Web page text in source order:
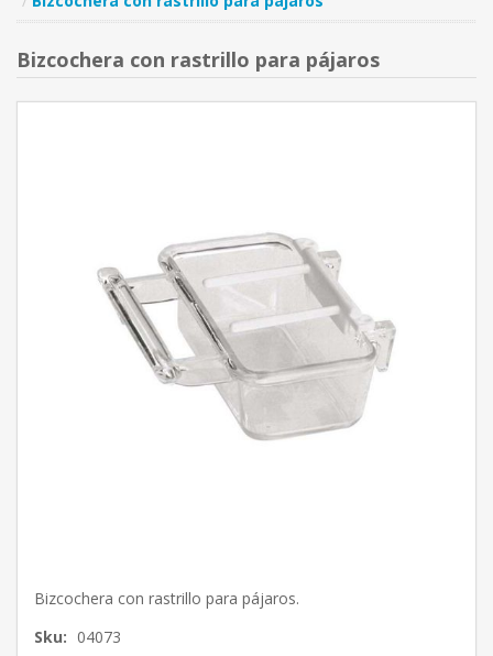
Bizcochera con rastrillo para pájaros
Bizcochera con rastrillo para pájaros.
Sku: 04073